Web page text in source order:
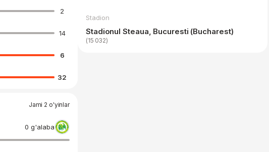
2
14
6
32
Jami 2 o'yinlar
0 g'alaba
Stadion
Stadionul Steaua, Bucuresti (Bucharest)
(15 032)